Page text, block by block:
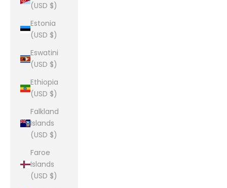
(USD $)
Estonia
(USD $)
Eswatini
(USD $)
Ethiopia
(USD $)
Falkland
Islands
(USD $)
Faroe
Islands
(USD $)